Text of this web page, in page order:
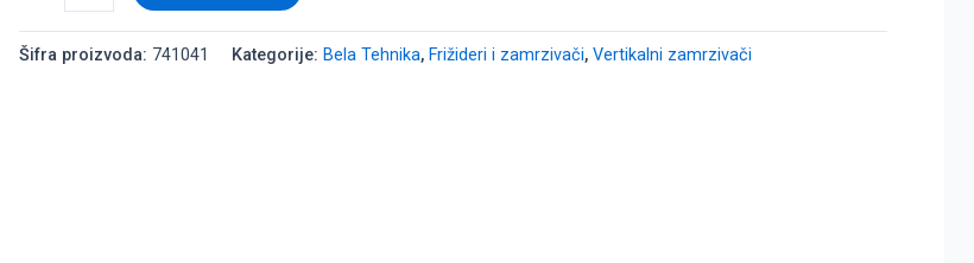
Šifra proizvoda: 741041 Kategorije:Bela Tehnika,Frižideri i zamrzivači,Vertikalni zamrzivači